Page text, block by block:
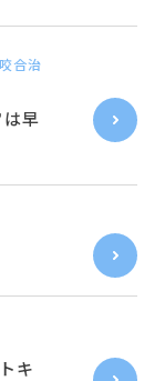
合治
早
キ